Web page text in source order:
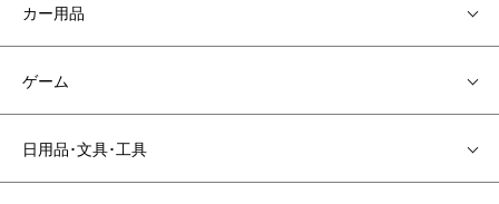
カー用品
ゲーム
日用品･文具･工具